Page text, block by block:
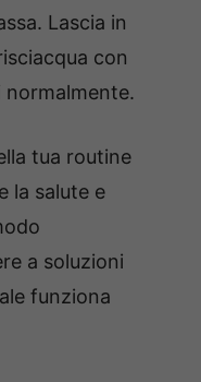
Lascia in
con
normalmente.
tua routine
la salute e
a soluzioni
funziona